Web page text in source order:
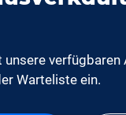
unsere verfügbaren
Warteliste ein.